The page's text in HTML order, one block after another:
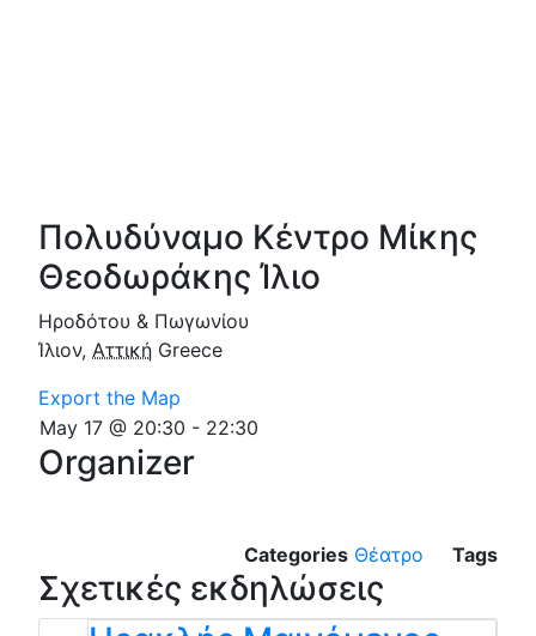
Πολυδύναμο Κέντρο Μίκης
Θεοδωράκης Ίλιο
Ηροδότου & Πωγωνίου
Ίλιον, Αττική Greece
Export the Map
May 17 @ 20:30 - 22:30
Organizer
Categories Θέατρο Tags
Σχετικές εκδηλώσεις